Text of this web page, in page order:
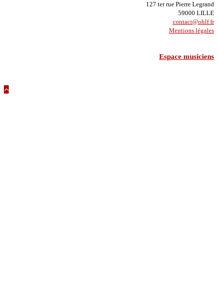
127 ter rue Pierre Legrand
59000 LILLE
contact@ohlf.fr
Mentions légales
Espace musiciens